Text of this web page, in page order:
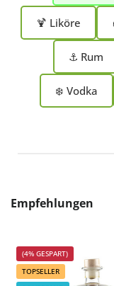
🍹 Liköre
⚓ Rum
❄️ Vodka
Produktgalerie
Empfehlungen
(4% GESPART)
TOPSELLER